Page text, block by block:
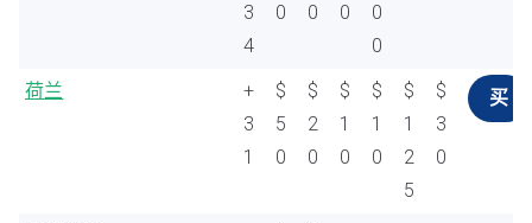
3
4
0
0
0
0
0
荷兰
+
3
1
$
5
0
$
2
0
$
1
0
$
1
0
$
1
2
5
$
3
0
买